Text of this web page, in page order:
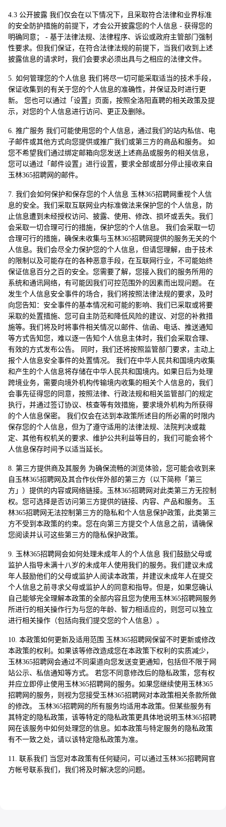
4.3 公开披露 我们仅会在以下情况下，且采取符合法律和业界标准
的安全防护措施的前提下，才会公开披露您的个人信息 - 获得您的
明确同意； - 基于法律法规、法律程序、诉讼或政府主管部门强制
性要求。但我们保证，在符合法律法规的前提下，当我们收到上述
披露信息的请求时，我们会要求必须出具与之相应的法律文件。
5. 如何管理您的个人信息 我们将尽一切可能采取适当的技术手段，
保证收集到的有关于您的个人信息的准确性，并保证及时进行更
新。 您也可以通过「设置」页面，按照全洛阳直聘的相关政策及提
示，对您的个人信息进行访问、更正及删除。
6. 推广服务 我们可能使用您的个人信息，通过我们的站内私信、电
子邮件或其他方式向您提供或推广我们或第三方的商品和服务。 如
您不希望我们通过绑定邮箱向您发送上述商品或服务的相关信息，
您可以通过「邮件设置」进行设置，要求全部或部分停止接收来自
玉林365招聘网的邮件。
7. 我们会如何保护和保存您的个人信息 玉林365招聘网重视个人信
息的安全。我们采取互联网业内标准做法来保护您的个人信息，防
止信息遭到未经授权访问、披露、使用、修改、损坏或丢失。我们
会采取一切合理可行的措施，保护您的个人信息。 我们会采取一切
合理可行的措施，确保未收集与玉林365招聘网提供的服务无关的个
人信息。我们会尽全力保护您的个人信息，但请您理解，由于技术
的限制以及可能存在的各种恶意手段，在互联网行业，不可能始终
保证信息百分之百的安全。您需要了解，您接入我们的服务所用的
系统和通讯网络，有可能因我们可控范围外的因素而出现问题。 在
发生个人信息安全事件的场合，我们将按照法律法规的要求，及时
向您告知：安全事件的基本情况和可能的影响、我们已采取或将要
采取的处置措施、您可自主防范和降低风险的建议、对您的补救措
施等。我们将及时将事件相关情况以邮件、信函、电话、推送通知
等方式告知您，难以逐一告知个人信息主体时，我们会采取合理、
有效的方式发布公告。 同时，我们还将按照监管部门要求，主动上
报个人信息安全事件的处置情况。 我们在中华人民共和国境内收集
和产生的个人信息将存储在中华人民共和国境内。如果日后为处理
跨境业务，需要向境外机构传输境内收集的相关个人信息的，我们
会事先征得您的同意，按照法律、行政法规和相关监管部门的规定
执行，并通过签订协议、核查等有效措施，要求境外机构为所获得
的个人信息保密。 我们仅会在达到本政策所述目的所必需的时限内
保存您的个人信息，但为了遵守适用的法律法规、法院判决或裁
定、其他有权机关的要求、维护公共利益等目的，我们可能会将个
人信息保存时间予以适当延长。
8. 第三方提供商及其服务 为确保流畅的浏览体验，您可能会收到来
自玉林365招聘网及其合作伙伴外部的第三方（以下简称「第三
方」）提供的内容或网络链接。玉林365招聘网对此类第三方无控制
权。您可选择是否访问第三方提供的链接、内容、产品和服务。 玉
林365招聘网无法控制第三方的隐私和个人信息保护政策，此类第三
方不受到本政策的约束。您在向第三方提交个人信息之前，请确保
您阅读并认可这些第三方的隐私保护政策。
9. 玉林365招聘网会如何处理未成年人的个人信息 我们鼓励父母或
监护人指导未满十八岁的未成年人使用我们的服务。我们建议未成
年人鼓励他们的父母或监护人阅读本政策，并建议未成年人在提交
个人信息之前寻求父母或监护人的同意和指导。但是，如果您确认
自己能够完全理解本政策的全部内容且您为使用玉林365招聘网服务
所进行的相关操作行为与您的年龄、智力相适应的，则您可以独立
进行相关操作（包括向我们提交您的个人信息）。
10. 本政策如何更新及适用范围 玉林365招聘网保留不时更新或修改
本政策的权利。如果该等修改造成您在本政策下权利的实质减少，
玉林365招聘网会通过不同渠道向您发送变更通知，包括但不限于网
站公示、私信通知等方式。 若您不同意修改后的隐私政策，您有权
并应立即停止使用玉林365招聘网的服务。如果您继续使用玉林365
招聘网的服务，则视为您接受玉林365招聘网对本政策相关条款所做
的修改。 玉林365招聘网的所有服务均适用本政策。但某些服务有
其特定的隐私政策，该等特定的隐私政策更具体地说明玉林365招聘
网在该服务中如何处理您的信息。如本政策与特定服务的隐私政策
有不一致之处，请以该特定隐私政策为准。
11. 联系我们 当您对本政策有任何疑问，可以通过玉林365招聘网官
方帐号联系我们，我们将及时解决您的问题。